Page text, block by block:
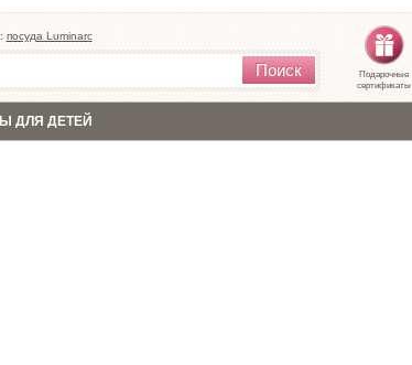
посуда Luminarc
Поиск
Подарочные
сертификаты
ДЛЯ ДЕТЕЙ